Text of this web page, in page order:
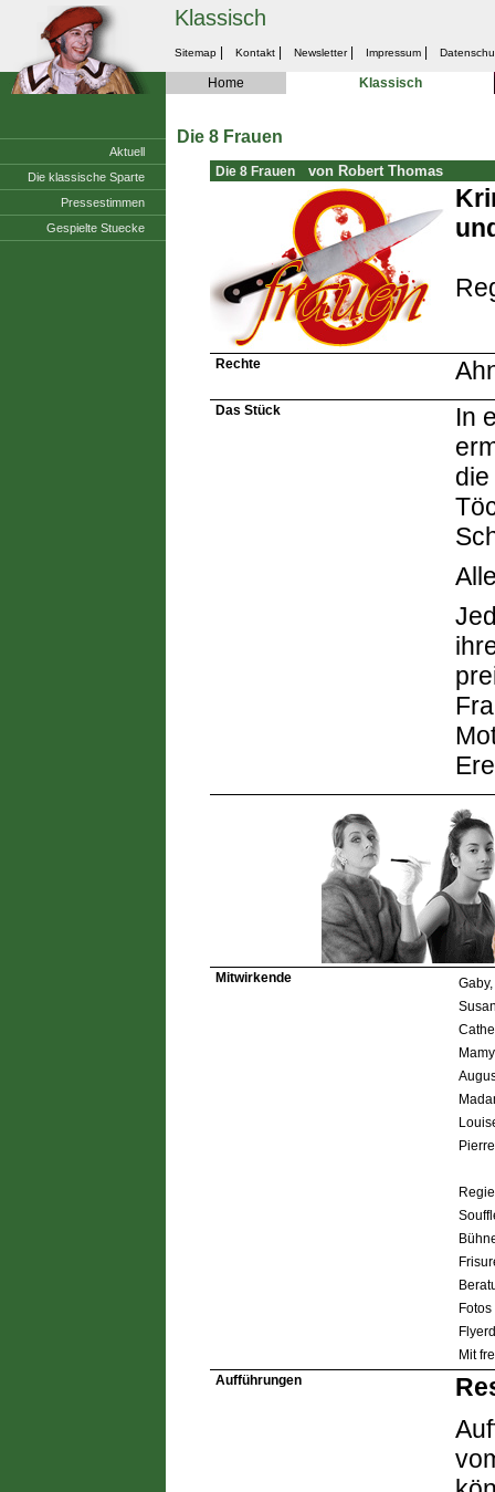
Aktuell
Die klassische Sparte
Pressestimmen
Gespielte Stuecke
Klassisch
Sitemap Kontakt Newsletter Impressum
Home Klassisch
Die 8 Frauen
Die 8 Frauen von Robert Thomas
Rechte
Das Stück
In
Mitwirkende
Regie
Fotos
Mit
Aufführungen